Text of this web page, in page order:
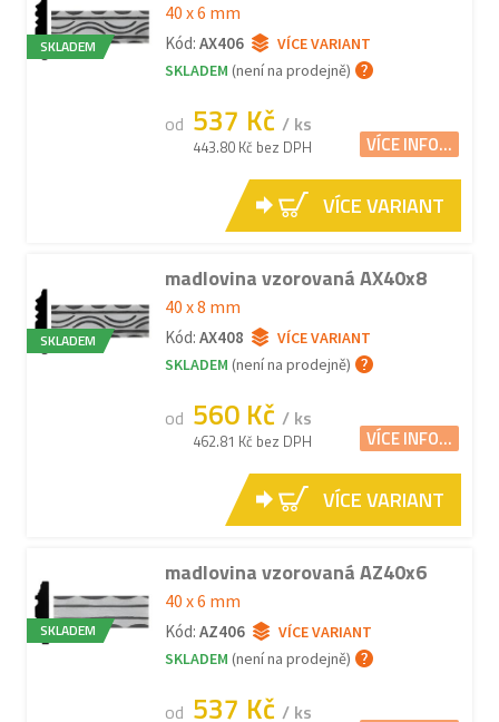
SKLADEM
40 x 6 mm
Kód: AX406
VÍCE VARIANT
SKLADEM (není na prodejně)
od 537 Kč / ks
443.80 Kč bez DPH VÍCE INFO...
VÍCE VARIANT
SKLADEM
madlovina vzorovaná AX40x8
40 x 8 mm
Kód: AX408
VÍCE VARIANT
SKLADEM (není na prodejně)
od 560 Kč / ks
462.81 Kč bez DPH VÍCE INFO...
VÍCE VARIANT
SKLADEM
madlovina vzorovaná AZ40x6
40 x 6 mm
Kód: AZ406
VÍCE VARIANT
SKLADEM (není na prodejně)
od 537 Kč / ks